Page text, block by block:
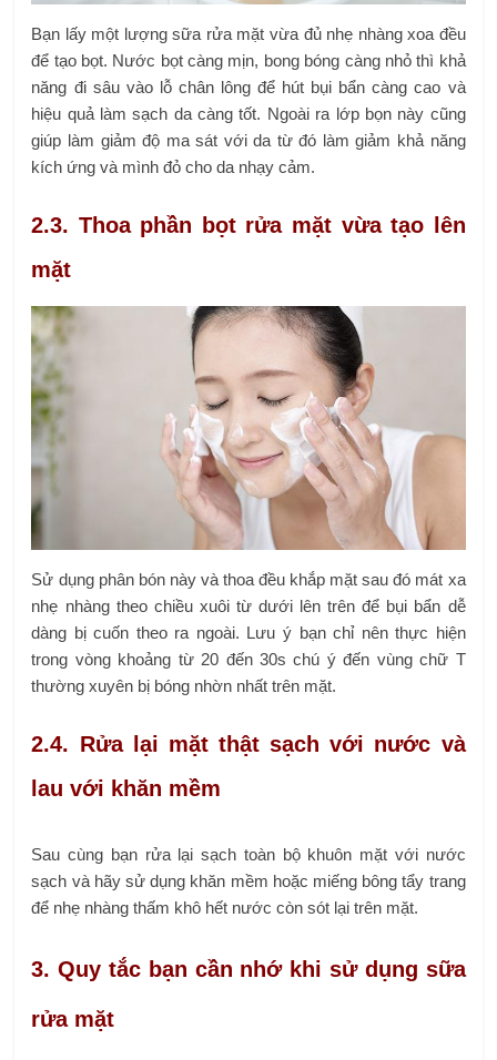
Bạn lấy một lượng sữa rửa mặt vừa đủ nhẹ nhàng xoa đều
để tạo bọt. Nước bọt càng mịn, bong bóng càng nhỏ thì khả
năng đi sâu vào lỗ chân lông để hút bụi bẩn càng cao và
hiệu quả làm sạch da càng tốt. Ngoài ra lớp bọn này cũng
giúp làm giảm độ ma sát với da từ đó làm giảm khả năng
kích ứng và mình đỏ cho da nhạy cảm.
2.3. Thoa phần bọt rửa mặt vừa tạo lên
mặt
Sử dụng phân bón này và thoa đều khắp mặt sau đó mát xa
nhẹ nhàng theo chiều xuôi từ dưới lên trên để bụi bẩn dễ
dàng bị cuốn theo ra ngoài. Lưu ý bạn chỉ nên thực hiện
trong vòng khoảng từ 20 đến 30s chú ý đến vùng chữ T
thường xuyên bị bóng nhờn nhất trên mặt.
2.4. Rửa lại mặt thật sạch với nước và
lau với khăn mềm
Sau cùng bạn rửa lại sạch toàn bộ khuôn mặt với nước
sạch và hãy sử dụng khăn mềm hoặc miếng bông tẩy trang
để nhẹ nhàng thấm khô hết nước còn sót lại trên mặt.
3. Quy tắc bạn cần nhớ khi sử dụng sữa
rửa mặt